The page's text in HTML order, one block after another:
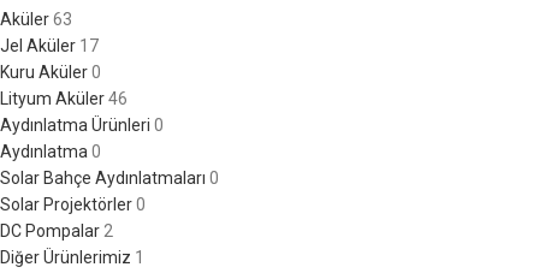
Aküler63
Jel Aküler 17
Kuru Aküler0
Lityum Aküler46
Aydınlatma Ürünleri 0
Aydınlatma0
Solar Bahçe Aydınlatmaları 0
Solar Projektörler0
DC Pompalar2
Diğer Ürünlerimiz 1